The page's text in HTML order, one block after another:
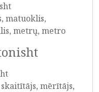
matuoklis,
metrų, metro
mērītājs,